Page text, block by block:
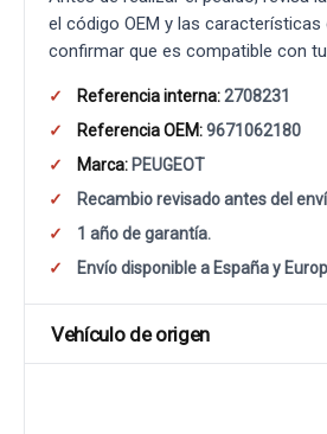
el código OEM y las
confirmar que es compatible con
Referencia interna:2708231
Referencia OEM:9671062180
Marca: PEUGEOT
Recambio revisado antes del
1 año de garantía.
Envío disponible a España y
Vehículo de origen